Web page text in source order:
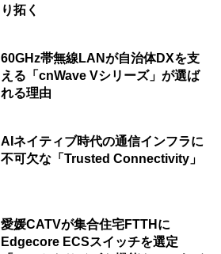
り拓く
60GHz帯無線LANが自治体DXを支
える「cnWave Vシリーズ」が選ば
れる理由
AIネイティブ時代の通信インフラに
不可欠な「Trusted Connectivity」
愛媛CATVが集合住宅FTTHに
Edgecore ECSスイッチを選定